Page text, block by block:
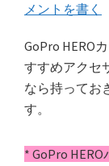
メントを書く
GoPro HERO
すすめアクセ
なら持ってお
す。
* GoPro